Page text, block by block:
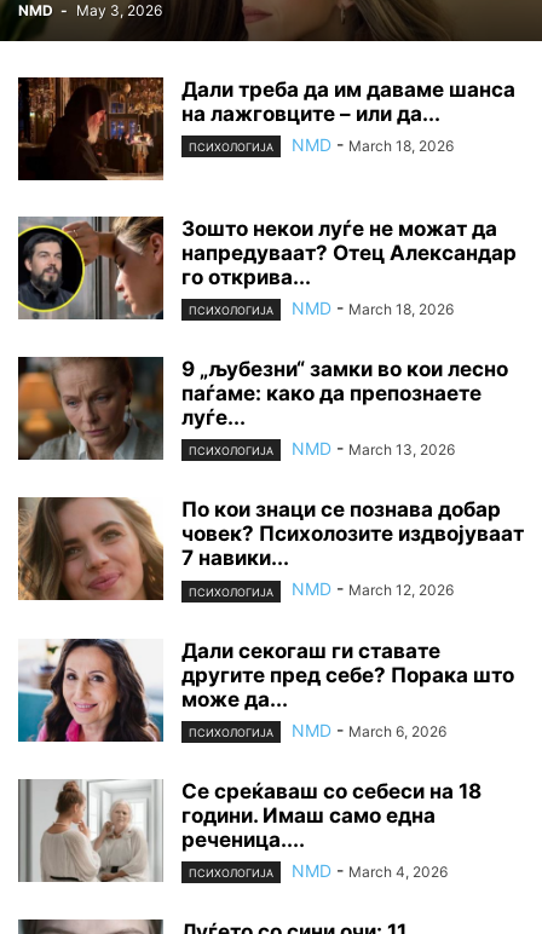
NMD - May 3, 2026
Дали треба да им даваме шанса
на лажговците – или да...
ПСИХОЛОГИЈА NMD - March 18, 2026
Зошто некои луѓе не можат да
напредуваат? Отец Александар
го открива...
ПСИХОЛОГИЈА NMD - March 18, 2026
9 „љубезни“ замки во кои лесно
паѓаме: како да препознаете
луѓе...
ПСИХОЛОГИЈА NMD - March 13, 2026
По кои знаци се познава добар
човек? Психолозите издвојуваат
7 навики...
ПСИХОЛОГИЈА NMD - March 12, 2026
Дали секогаш ги ставате
другите пред себе? Порака што
може да...
ПСИХОЛОГИЈА NMD - March 6, 2026
Се среќаваш со себеси на 18
години. Имаш само една
реченица....
ПСИХОЛОГИЈА NMD - March 4, 2026